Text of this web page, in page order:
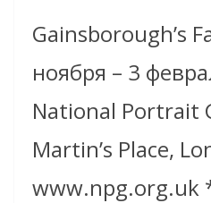
Gainsborough’s
ноября – 3
National Portrait
Martin’s Place,
www.npg.org.uk